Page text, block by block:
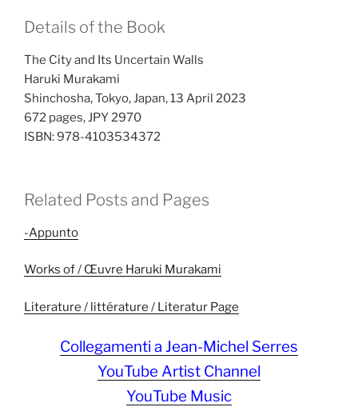
Details of the Book
The City and Its Uncertain Walls
Haruki Murakami
Shinchosha, Tokyo, Japan, 13 April 2023
672 pages, JPY 2970
ISBN: 978-4103534372
Related Posts and Pages
-Appunto
Works of / Œuvre Haruki Murakami
Literature / littérature / Literatur Page
Collegamenti a Jean-Michel Serres
YouTube Artist Channel
YouTube Music